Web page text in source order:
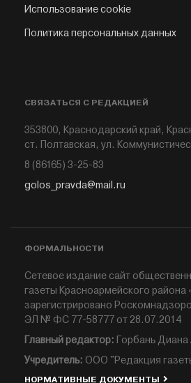
Использование cookie
Политика персональных данных
СВЯЗАТЬСЯ С РЕДАКЦИЕЙ
353800, Краснодарский край,
ст. Полтавская, ул.
8 (86165) 3-25-83
golos_pravda@mail.ru
ФОРМАЛЬНОСТИ
Сетевое издание сайт
газеты Красноармейского района
зарегистрировано
ЭЛ № ФС 77-58777 от 28.07.2014
Главный редактор: Горбань
Учредитель: ООО "Редакция
НОРМАТИВНЫЕ ДОКУМЕНТЫ